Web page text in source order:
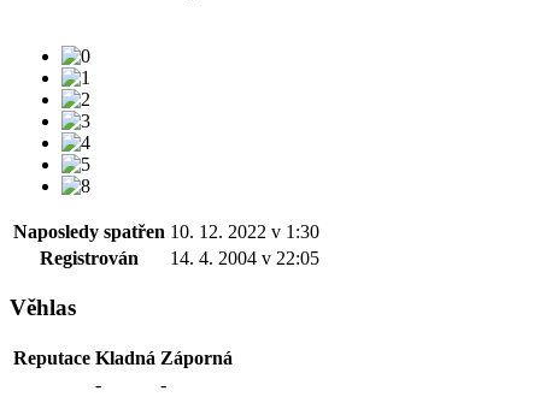
Naposledy spatřen 10. 12. 2022 v 1:30
Registrován
14. 4. 2004 v 22:05
Věhlas
Reputace Kladná Záporná
-
-